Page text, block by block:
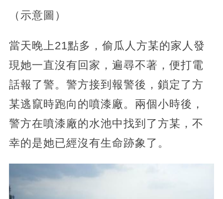
（示意圖）
當天晚上21點多，偷瓜人方某的家人發
現她一直沒有回家，遍尋不著，便打電
話報了警。警方接到報警後，鎖定了方
某逃竄時跑向的噴漆廠。兩個小時後，
警方在噴漆廠的水池中找到了方某，不
幸的是她已經沒有生命跡象了。